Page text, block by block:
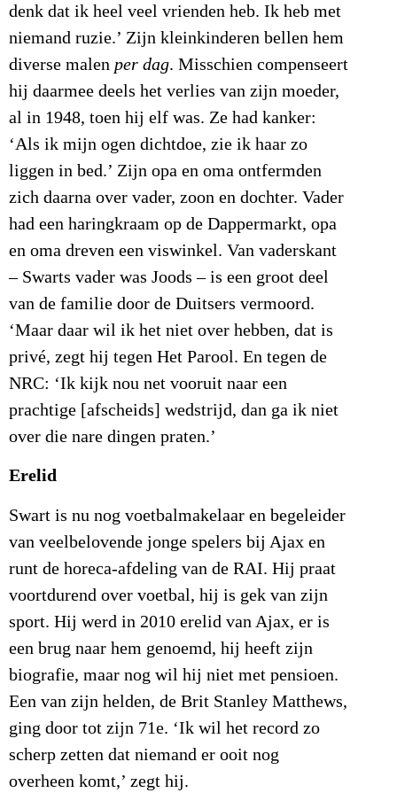
denk dat ik heel veel vrienden heb. Ik heb met
niemand ruzie.’ Zijn kleinkinderen bellen hem
diverse malen per dag. Misschien compenseert
hij daarmee deels het verlies van zijn moeder,
al in 1948, toen hij elf was. Ze had kanker:
‘Als ik mijn ogen dichtdoe, zie ik haar zo
liggen in bed.’ Zijn opa en oma ontfermden
zich daarna over vader, zoon en dochter. Vader
had een haringkraam op de Dappermarkt, opa
en oma dreven een viswinkel. Van vaderskant
– Swarts vader was Joods – is een groot deel
van de familie door de Duitsers vermoord.
‘Maar daar wil ik het niet over hebben, dat is
privé, zegt hij tegen Het Parool. En tegen de
NRC: ‘Ik kijk nou net vooruit naar een
prachtige [afscheids] wedstrijd, dan ga ik niet
over die nare dingen praten.’
Erelid
Swart is nu nog voetbalmakelaar en begeleider
van veelbelovende jonge spelers bij Ajax en
runt de horeca-afdeling van de RAI. Hij praat
voortdurend over voetbal, hij is gek van zijn
sport. Hij werd in 2010 erelid van Ajax, er is
een brug naar hem genoemd, hij heeft zijn
biografie, maar nog wil hij niet met pensioen.
Een van zijn helden, de Brit Stanley Matthews,
ging door tot zijn 71e. ‘Ik wil het record zo
scherp zetten dat niemand er ooit nog
overheen komt,’ zegt hij.